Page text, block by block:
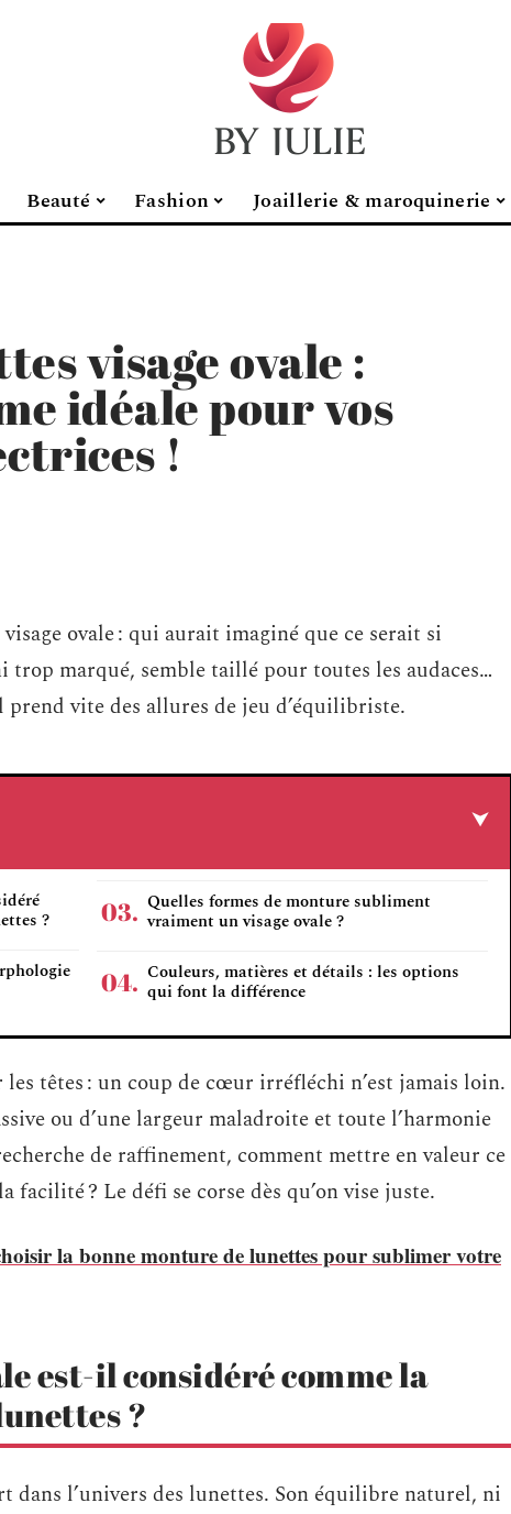
Beauté Fashion Joaillerie & maroquinerie
visage ovale :
idéale pour vos
!
ovale : qui aurait imaginé que ce serait si
trop marqué, semble taillé pour toutes les audaces…
vite des allures de jeu d’équilibriste.
?
Quelles formes de monture subliment
vraiment un visage ovale ?
Couleurs, matières et détails : les options
qui font la différence
têtes : un coup de cœur irréfléchi n’est jamais loin.
ou d’une largeur maladroite et toute l’harmonie
de raffinement, comment mettre en valeur ce
facilité ? Le défi se corse dès qu’on vise juste.
la bonne monture de lunettes pour sublimer votre
est-il considéré comme la
?
dans l’univers des lunettes. Son équilibre naturel, ni